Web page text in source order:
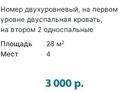
Номер двухуровневый, на первом
уровне двуспальная кровать,
на втором 2 односпальные
Площадь
28 м2
Мест 4
3 000 р.